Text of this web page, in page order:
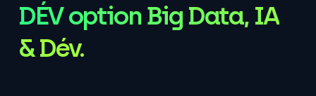
DÉV option Big Data, IA
& Dév.